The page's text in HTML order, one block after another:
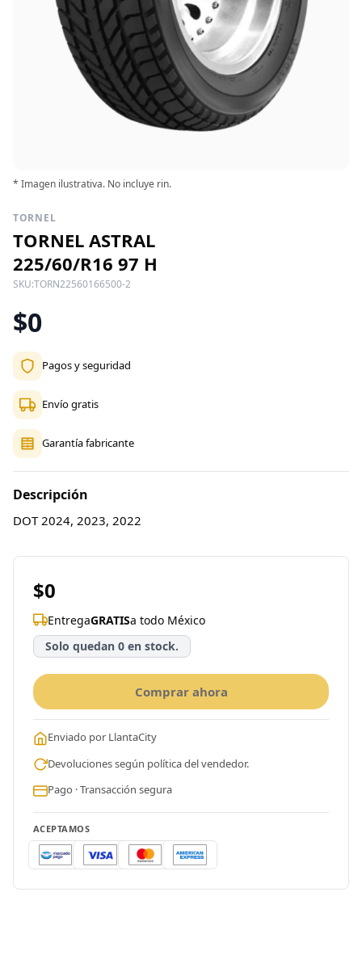
* Imagen ilustrativa. No incluye rin.
TORNEL
TORNEL ASTRAL
225/60/R16 97 H
SKU:TORN22560166500-2
$0
Pagos y seguridad
Envío gratis
Garantía fabricante
Descripción
DOT 2024, 2023, 2022
$0
EntregaGRATISa todo México
Solo quedan 0 en stock.
Comprar ahora
Enviado por LlantaCity
Devoluciones según política del vendedor.
Pago · Transacción segura
ACEPTAMOS